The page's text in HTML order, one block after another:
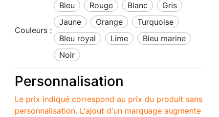
Couleurs :
bleu rouge blanc
gris
jaune
orange
turquoise
bleu royal
lime
bleu marine
noir
Personnalisation
Le prix indiqué correspond au prix du produit sans
personnalisation. L'ajout d'un marquage augmente